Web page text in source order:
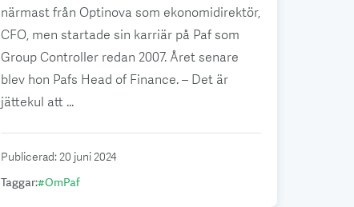
närmast från Optinova som ekonomidirektör,
CFO, men startade sin karriär på Paf som
Group Controller redan 2007. Året senare
blev hon Pafs Head of Finance. – Det är
jättekul att ...
Publicerad:20 juni 2024
Taggar:#OmPaf